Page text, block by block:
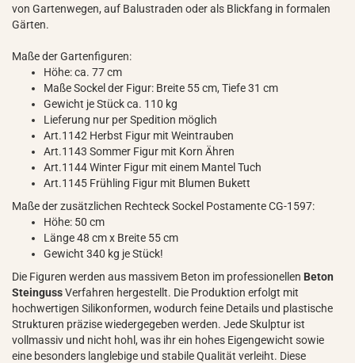
von Gartenwegen, auf Balustraden oder als Blickfang in formalen
Gärten.
Maße der Gartenfiguren:
Höhe: ca. 77 cm
Maße Sockel der Figur: Breite 55 cm, Tiefe 31 cm
Gewicht je Stück ca. 110 kg
Lieferung nur per Spedition möglich
Art.1142 Herbst Figur mit Weintrauben
Art.1143 Sommer Figur mit Korn Ähren
Art.1144 Winter Figur mit einem Mantel Tuch
Art.1145 Frühling Figur mit Blumen Bukett
Maße der zusätzlichen Rechteck Sockel Postamente CG-1597:
Höhe: 50 cm
Länge 48 cm x Breite 55 cm
Gewicht 340 kg je Stück!
Die Figuren werden aus massivem Beton im professionellen Beton
SteingussVerfahren hergestellt. Die Produktion erfolgt mit
hochwertigen Silikonformen, wodurch feine Details und plastische
Strukturen präzise wiedergegeben werden. Jede Skulptur ist
vollmassiv und nicht hohl, was ihr ein hohes Eigengewicht sowie
eine besonders langlebige und stabile Qualität verleiht. Diese